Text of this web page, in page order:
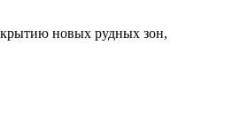
новых рудных зон,